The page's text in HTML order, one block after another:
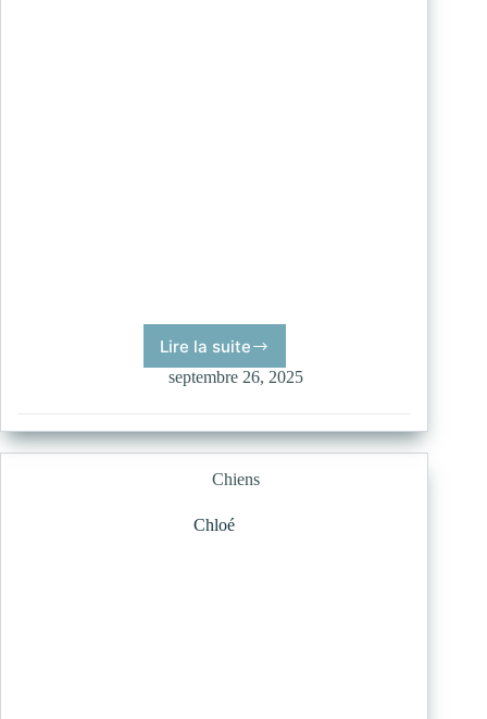
Lire la suite
Ahile
septembre 26, 2025
Chiens
Chloé